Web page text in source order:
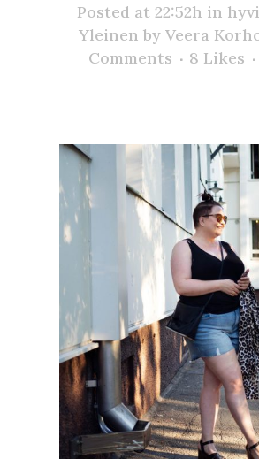
Posted at 22:52h in
Yleinen by Veera
Comments
8 Likes